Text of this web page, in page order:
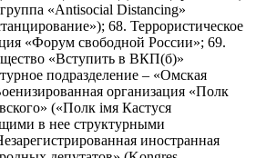
«Antisocial Distancing»
68. Террористическое
«Форум свободной России»; 69.
«Вступить в ВКП(б)»
подразделение – «Омская
организация «Полк
(«Полк iмя Кастуся
в нее структурными
иностранная